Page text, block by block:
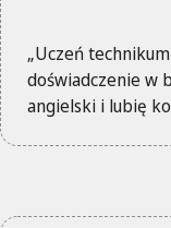
„Uczeń
doświadczenie w
angielski i lubię